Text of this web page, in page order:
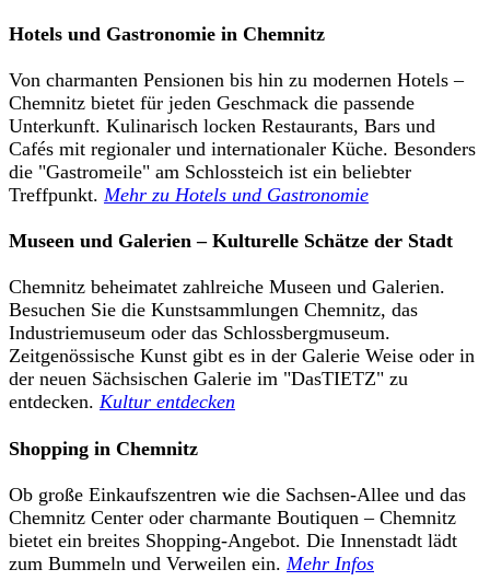
Hotels und Gastronomie in Chemnitz
Von charmanten Pensionen bis hin zu modernen Hotels –
Chemnitz bietet für jeden Geschmack die passende
Unterkunft. Kulinarisch locken Restaurants, Bars und
Cafés mit regionaler und internationaler Küche. Besonders
die "Gastromeile" am Schlossteich ist ein beliebter
Treffpunkt. Mehr zu Hotels und Gastronomie
Museen und Galerien – Kulturelle Schätze der Stadt
Chemnitz beheimatet zahlreiche Museen und Galerien.
Besuchen Sie die Kunstsammlungen Chemnitz, das
Industriemuseum oder das Schlossbergmuseum.
Zeitgenössische Kunst gibt es in der Galerie Weise oder in
der neuen Sächsischen Galerie im "DasTIETZ" zu
entdecken. Kultur entdecken
Shopping in Chemnitz
Ob große Einkaufszentren wie die Sachsen-Allee und das
Chemnitz Center oder charmante Boutiquen – Chemnitz
bietet ein breites Shopping-Angebot. Die Innenstadt lädt
zum Bummeln und Verweilen ein. Mehr Infos